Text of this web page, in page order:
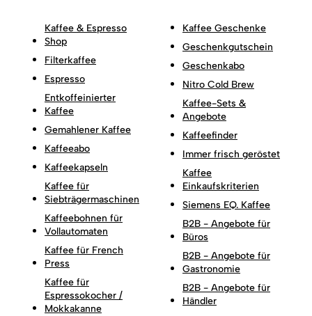
Kaffee & Espresso
Shop
Filterkaffee
Espresso
Entkoffeinierter
Kaffee
Gemahlener Kaffee
Kaffeeabo
Kaffeekapseln
Kaffee für
Siebträgermaschinen
Kaffeebohnen für
Vollautomaten
Kaffee für French
Press
Kaffee für
Espressokocher /
Mokkakanne
Kaffee Geschenke
Geschenkgutschein
Geschenkabo
Nitro Cold Brew
Kaffee-Sets &
Angebote
Kaffeefinder
Immer frisch geröstet
Kaffee
Einkaufskriterien
Siemens EQ. Kaffee
B2B - Angebote für
Büros
B2B - Angebote für
Gastronomie
B2B - Angebote für
Händler